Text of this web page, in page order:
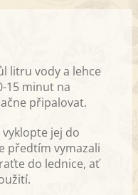
litru vody a lehce
15 minut na
připalovat.
jej do
předtím vymazali
do lednice, ať